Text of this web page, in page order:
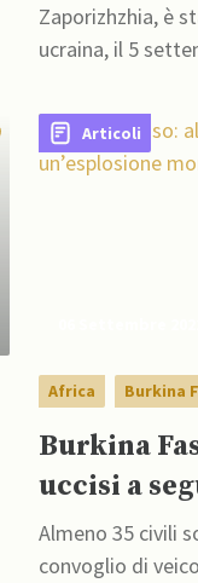
Zaporizhzhia, è
ucraina, il 5
di bombardamenti
Articoli
Africa Burkina
Burkina
uccisi a
mortale
Almeno 35 civili
convoglio di